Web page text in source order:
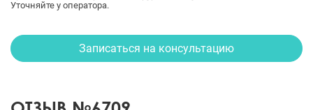
Уточняйте у оператора.
Записаться на консультацию